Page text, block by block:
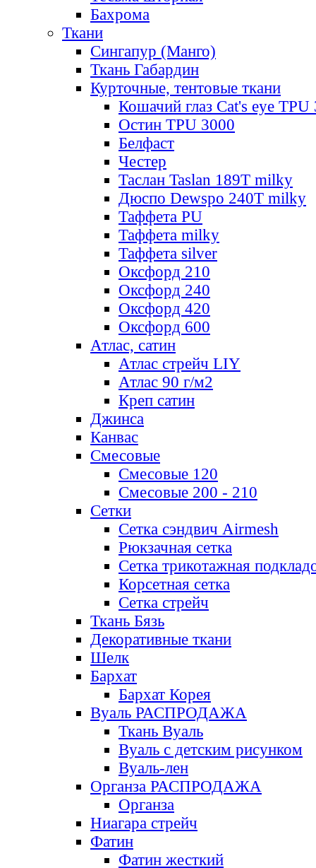
Бахрома
Ткани
Сингапур (Манго)
Ткань Габардин
Курточные, тентовые ткани
Кошачий глаз Cat's eye TPU
Остин TPU 3000
Белфаст
Честер
Таслан Taslan 189T milky
Дюспо Dewspo 240T milky
Таффета PU
Таффета milky
Таффета silver
Оксфорд 210
Оксфорд 240
Оксфорд 420
Оксфорд 600
Атлас, сатин
Атлас стрейч LIY
Атлас 90 г/м2
Креп сатин
Джинса
Канвас
Смесовые
Смесовые 120
Смесовые 200 - 210
Сетки
Сетка сэндвич Airmesh
Рюкзачная сетка
Сетка трикотажная
Корсетная сетка
Сетка стрейч
Ткань Бязь
Декоративные ткани
Шелк
Бархат
Бархат Корея
Вуаль РАСПРОДАЖА
Ткань Вуаль
Вуаль с детским рисунком
Вуаль-лен
Органза РАСПРОДАЖА
Органза
Ниагара стрейч
Фатин
Фатин жесткий